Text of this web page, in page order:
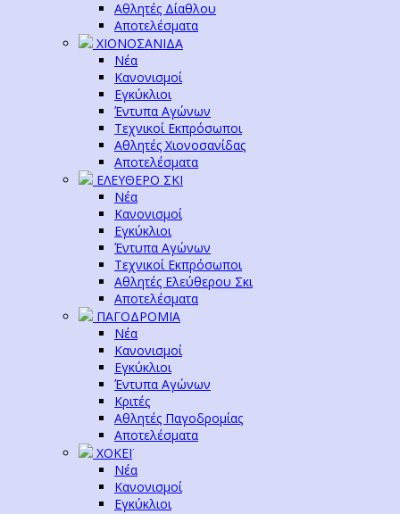
Αθλητές Δίαθλου
Αποτελέσματα
ΧΙΟΝΟΣΑΝΙΔΑ
Νέα
Κανονισμοί
Εγκύκλιοι
Έντυπα Αγώνων
Τεχνικοί Εκπρόσωποι
Αθλητές Χιονοσανίδας
Αποτελέσματα
ΕΛΕΥΘΕΡΟ ΣΚΙ
Νέα
Κανονισμοί
Εγκύκλιοι
Έντυπα Αγώνων
Τεχνικοί Εκπρόσωποι
Αθλητές Ελεύθερου Σκι
Αποτελέσματα
ΠΑΓΟΔΡΟΜΙΑ
Νέα
Κανονισμοί
Εγκύκλιοι
Έντυπα Αγώνων
Κριτές
Αθλητές Παγοδρομίας
Αποτελέσματα
ΧΟΚΕΪ
Νέα
Κανονισμοί
Εγκύκλιοι